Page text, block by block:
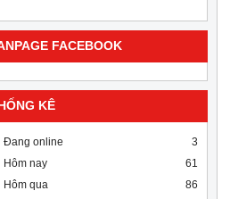
FACEBOOK
KÊ
Đang online
3
Hôm nay
61
Hôm qua
86